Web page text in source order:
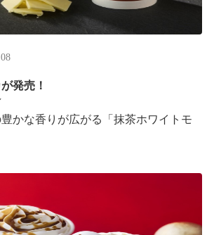
発売！
かな香りが広がる「抹茶ホワイトモ